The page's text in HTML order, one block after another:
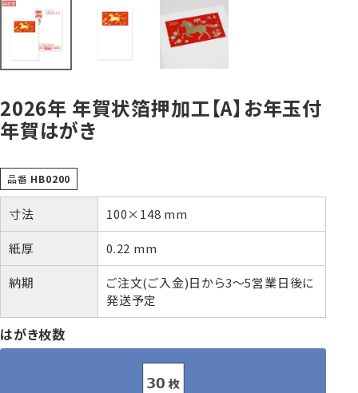
お悔み用
印刷
カレンダー
プリンター
対応製品
返信用封筒
A4横3つ折
洋2タテ封筒
A4横・縦4つ折
114×162
洋5タテ封筒
A5縦2つ折
紙製クリアファイル印刷サービス
喪中はがき印刷サービス
2026年 年賀状箔押加工【A】お年玉付
年賀はがき
品番 HB0200
寸法 100×148 mm
紙厚 0.22 mm
納期
ご注文(ご入金)日から3～5営業日後に
発送予定
はがき枚数